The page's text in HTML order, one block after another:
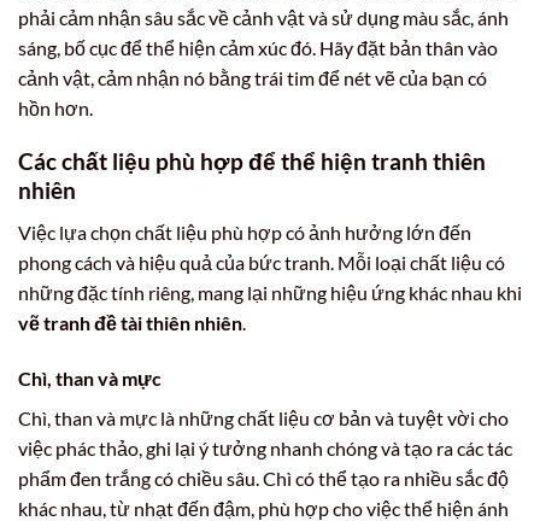
phải cảm nhận sâu sắc về cảnh vật và sử dụng màu sắc, ánh
sáng, bố cục để thể hiện cảm xúc đó. Hãy đặt bản thân vào
cảnh vật, cảm nhận nó bằng trái tim để nét vẽ của bạn có
hồn hơn.
Các chất liệu phù hợp để thể hiện tranh thiên
nhiên
Việc lựa chọn chất liệu phù hợp có ảnh hưởng lớn đến
phong cách và hiệu quả của bức tranh. Mỗi loại chất liệu có
những đặc tính riêng, mang lại những hiệu ứng khác nhau khi
vẽ tranh đề tài thiên nhiên.
Chì, than và mực
Chì, than và mực là những chất liệu cơ bản và tuyệt vời cho
việc phác thảo, ghi lại ý tưởng nhanh chóng và tạo ra các tác
phẩm đen trắng có chiều sâu. Chì có thể tạo ra nhiều sắc độ
khác nhau, từ nhạt đến đậm, phù hợp cho việc thể hiện ánh